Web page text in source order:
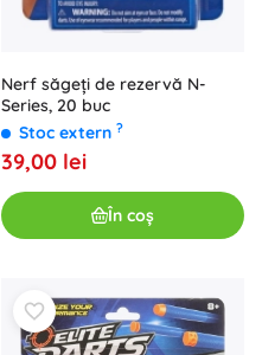
Nerf săgeți de rezervă N-
Series, 20 buc
Stoc extern ?
39,00 lei
În coș